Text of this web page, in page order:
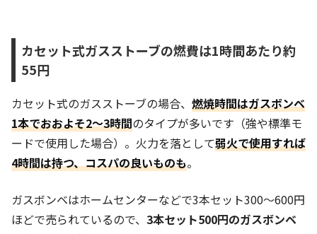
カセット式ガスストーブの燃費は1時間あたり約
55円
カセット式のガスストーブの場合、 燃焼時間はガスボンベ
1本でおおよそ2～3時間のタイプが多いです（強や標準モ
ードで使用した場合）。火力を落として弱火で使用すれば
4時間は持つ、コスパの良いものも。
ガスボンベはホームセンターなどで3本セット300～600円
ほどで売られているので、 3本セット500円のガスボンベ